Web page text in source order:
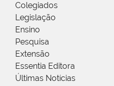
Colegiados
Legislação
Ensino
Pesquisa
Extensão
Essentia Editora
Últimas Notícias